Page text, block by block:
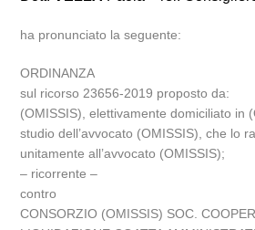
ha pronunciato la seguente:
ORDINANZA
sul ricorso 23656-2019 proposto da:
(OMISSIS), elettivamente domiciliato in
studio dell’avvocato (OMISSIS), che lo
unitamente all’avvocato (OMISSIS);
– ricorrente –
contro
CONSORZIO (OMISSIS) SOC.